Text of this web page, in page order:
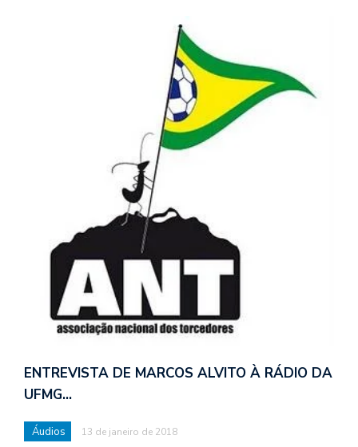
ENTREVISTA DE MARCOS ALVITO À RÁDIO DA
UFMG…
Áudios 13 de janeiro de 2018